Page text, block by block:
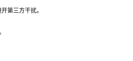
第三方干扰。